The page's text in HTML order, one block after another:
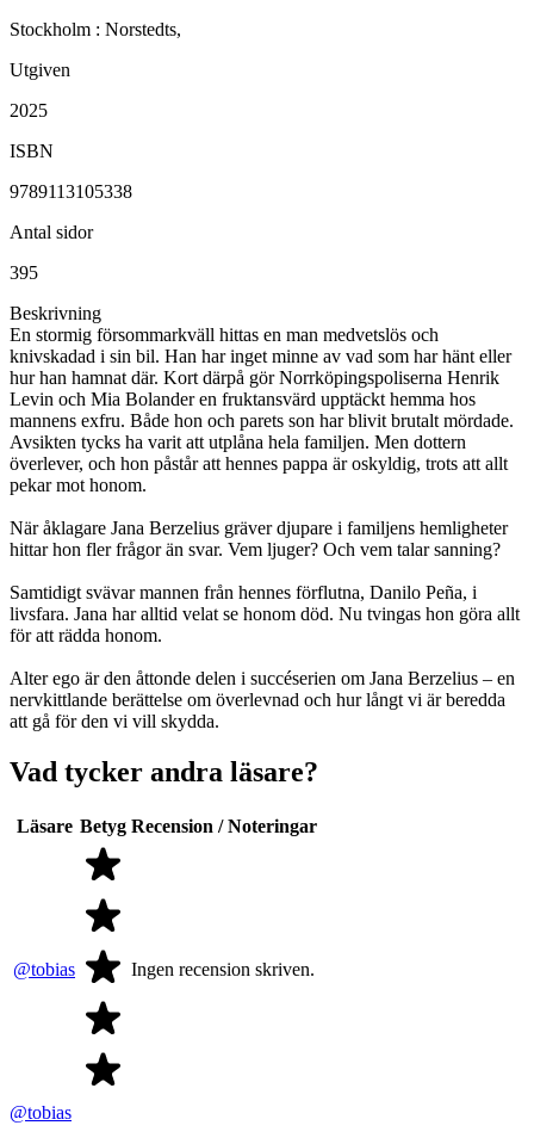
Stockholm : Norstedts,
Utgiven
2025
ISBN
9789113105338
Antal sidor
395
Beskrivning
En stormig försommarkväll hittas en man medvetslös och
knivskadad i sin bil. Han har inget minne av vad som har hänt eller
hur han hamnat där. Kort därpå gör Norrköpingspoliserna Henrik
Levin och Mia Bolander en fruktansvärd upptäckt hemma hos
mannens exfru. Både hon och parets son har blivit brutalt mördade.
Avsikten tycks ha varit att utplåna hela familjen. Men dottern
överlever, och hon påstår att hennes pappa är oskyldig, trots att allt
pekar mot honom.
När åklagare Jana Berzelius gräver djupare i familjens hemligheter
hittar hon fler frågor än svar. Vem ljuger? Och vem talar sanning?
Samtidigt svävar mannen från hennes förflutna, Danilo Peña, i
livsfara. Jana har alltid velat se honom död. Nu tvingas hon göra allt
för att rädda honom.
Alter ego är den åttonde delen i succéserien om Jana Berzelius – en
nervkittlande berättelse om överlevnad och hur långt vi är beredda
att gå för den vi vill skydda.
Vad tycker andra läsare?
Läsare Betyg Recension / Noteringar
@tobias Ingen recension skriven.
@tobias